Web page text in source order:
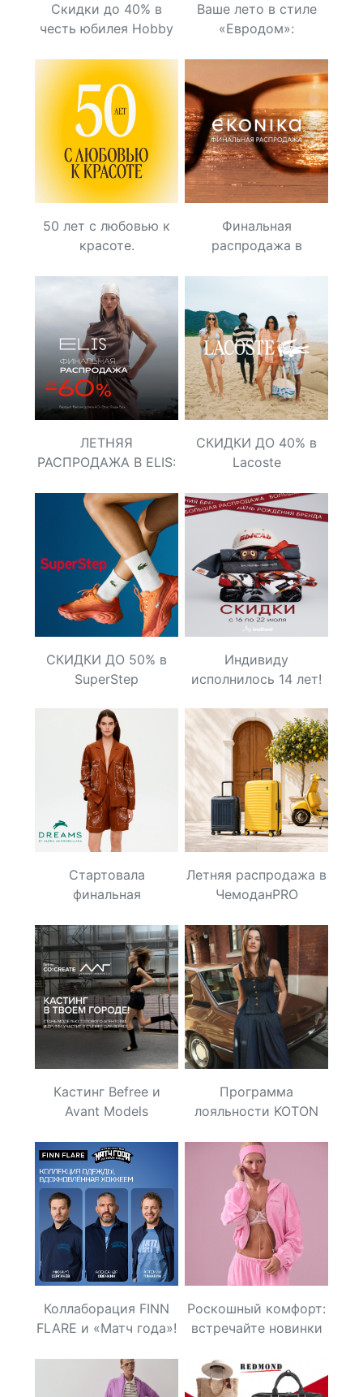
Скидки до 40% в
честь юбилея Hobby
Ваше лето в стиле
«Евродом»:
50 лет с любовью к
красоте.
Финальная
распродажа в
ЛЕТНЯЯ
РАСПРОДАЖА В ELIS:
СКИДКИ ДО 40% в
Lacoste
СКИДКИ ДО 50% в
SuperStep
Индивиду
исполнилось 14 лет!
Стартовала
финальная
by Alena Akhmadullina.
Летняя распродажа в
ЧемоданPRO
Кастинг Befree и
Avant Models
Программа
лояльности KOTON
Коллаборация FINN
FLARE и «Матч года»!
Роскошный комфорт:
встречайте новинки